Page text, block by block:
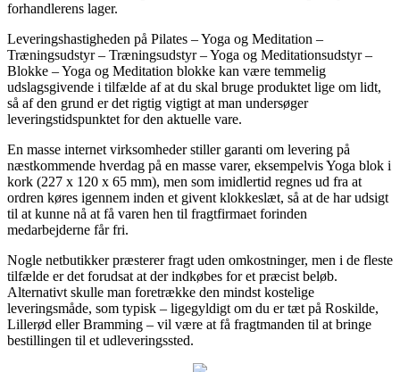
forhandlerens lager.
Leveringshastigheden på Pilates – Yoga og Meditation –
Træningsudstyr – Træningsudstyr – Yoga og Meditationsudstyr –
Blokke – Yoga og Meditation blokke kan være temmelig
udslagsgivende i tilfælde af at du skal bruge produktet lige om lidt,
så af den grund er det rigtig vigtigt at man undersøger
leveringstidspunktet for den aktuelle vare.
En masse internet virksomheder stiller garanti om levering på
næstkommende hverdag på en masse varer, eksempelvis Yoga blok i
kork (227 x 120 x 65 mm), men som imidlertid regnes ud fra at
ordren køres igennem inden et givent klokkeslæt, så at de har udsigt
til at kunne nå at få varen hen til fragtfirmaet forinden
medarbejderne får fri.
Nogle netbutikker præsterer fragt uden omkostninger, men i de fleste
tilfælde er det forudsat at der indkøbes for et præcist beløb.
Alternativt skulle man foretrække den mindst kostelige
leveringsmåde, som typisk – ligegyldigt om du er tæt på Roskilde,
Lillerød eller Bramming – vil være at få fragtmanden til at bringe
bestillingen til et udleveringssted.